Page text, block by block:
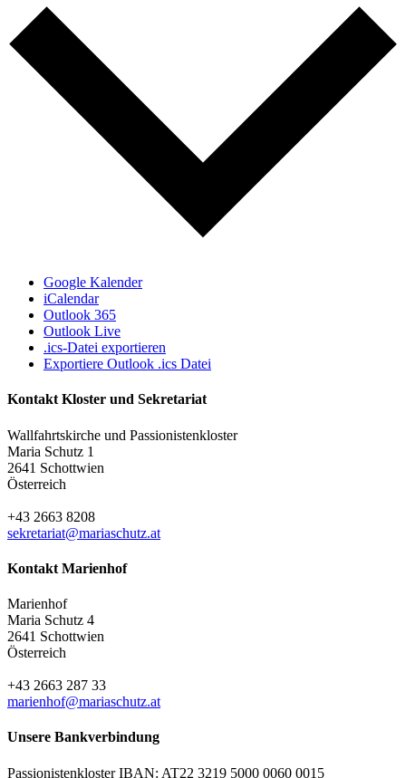
Google Kalender
iCalendar
Outlook 365
Outlook Live
.ics-Datei exportieren
Exportiere Outlook .ics Datei
Kontakt Kloster und Sekretariat
Wallfahrtskirche und Passionistenkloster
Maria Schutz 1
2641 Schottwien
Österreich
+43 2663 8208
sekretariat@mariaschutz.at
Kontakt Marienhof
Marienhof
Maria Schutz 4
2641 Schottwien
Österreich
+43 2663 287 33
marienhof@mariaschutz.at
Unsere Bankverbindung
Passionistenkloster IBAN: AT22 3219 5000 0060 0015